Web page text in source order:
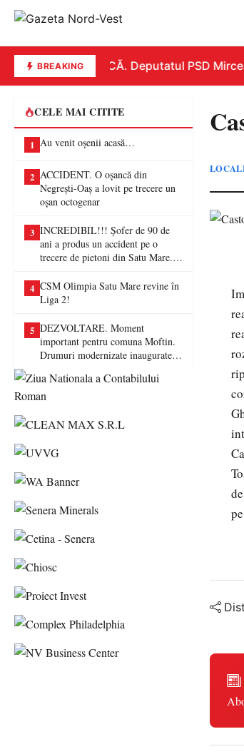
BREAKINGREPLICĂ. Deputatul PSD
CELE MAI CITITE
1 Au venit oșenii acasă…
2 ACCIDENT. O oșancă din
Negrești-Oaș a lovit pe trecere un
oșan octogenar
3 INCREDIBIL!!! Șofer de 90 de
ani a produs un accident pe o
trecere de pietoni din Satu Mare. O
4 CSM Olimpia Satu Mare revine în
Liga 2!
5 DEZVOLTARE. Moment
important pentru comuna Moftin.
Drumuri modernizate inaugurate în